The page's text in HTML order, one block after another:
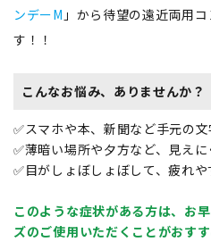
ンデーM 」から待望の遠近両用
す！！
こんなお悩み、ありませんか？
✅スマホや本、新聞など手元の文
✅薄暗い場所や夕方など、見えに
✅目がしょぼしょぼして、疲れや
このような症状がある方は、お
ズのご使用いただくことがおすす